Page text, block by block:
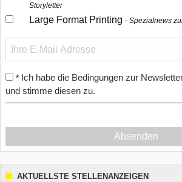
Storyletter
Large Format Printing Spezialnews
* Ich habe die Bedingungen zur
und stimme diesen zu.
Absenden
AKTUELLSTE STELLENANZEIGEN